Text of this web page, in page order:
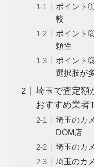
ポイント
較
ポイント
頼性
ポイント
選択肢が
埼玉で査定額
おすすめ業者
埼玉のカ
DOM店
埼玉のカ
埼玉のカ